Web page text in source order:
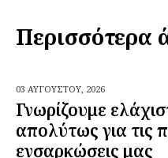
Περισσότερα
03 ΑΥΓΟΎΣΤΟΥ, 2026
Γνωρίζουμε
απολύτως για τις
ενσαρκώσεις μας